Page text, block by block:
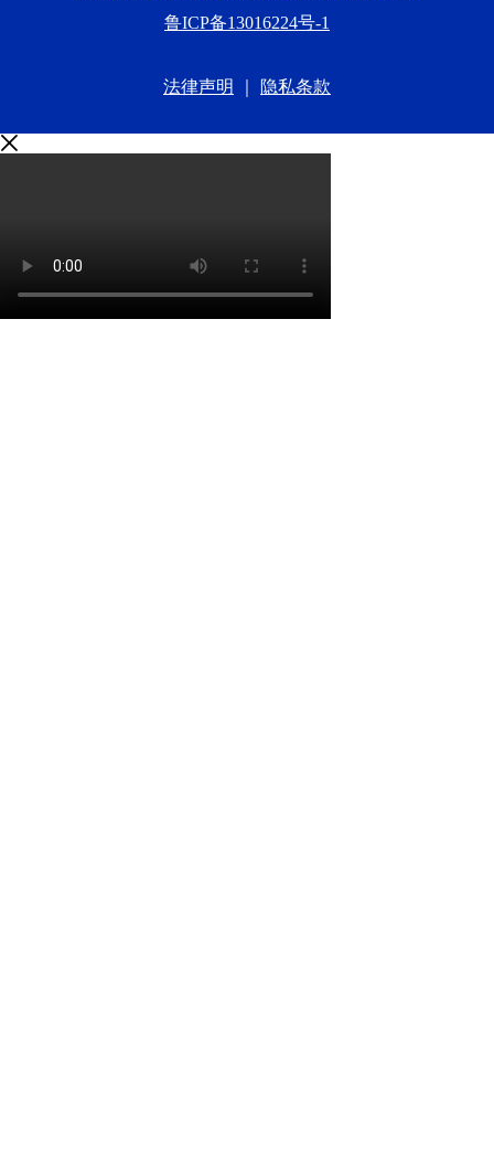
鲁ICP备13016224号-1
法律声明 隐私条款